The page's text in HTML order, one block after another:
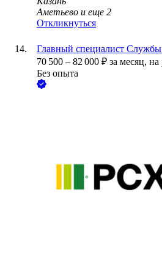
Аметьево и еще 2
Откликнуться
Главный специалист Службы
70 500 – 82 000 ₽ за месяц, на
Без опыта